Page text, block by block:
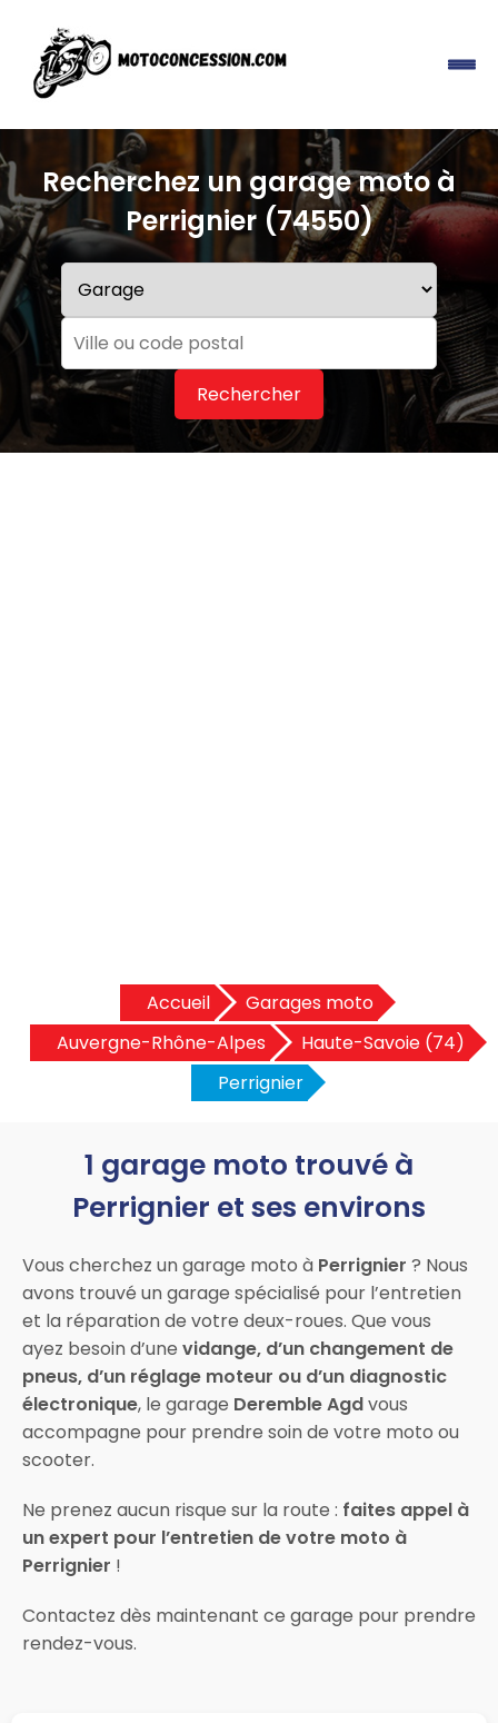
Recherchez un garage moto à
Perrignier (74550)
Rechercher
Accueil
Garages moto
Auvergne-Rhône-Alpes
Haute-Savoie (74)
Perrignier
1 garage moto trouvé à
Perrignier et ses environs
Vous cherchez un garage moto à Perrignier ? Nous
avons trouvé un garage spécialisé pour l’entretien
et la réparation de votre deux-roues. Que vous
ayez besoin d’une vidange, d’un changement de
pneus, d’un réglage moteur ou d’un diagnostic
électronique, le garage Deremble Agdvous
accompagne pour prendre soin de votre moto ou
scooter.
Ne prenez aucun risque sur la route : faites appel à
un expert pour l’entretien de votre moto à
Perrignier !
Contactez dès maintenant ce garage pour prendre
rendez-vous.